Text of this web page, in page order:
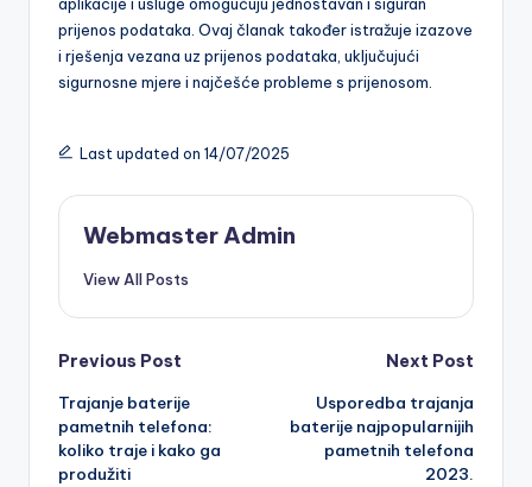
aplikacije i usluge omogućuju jednostavan i siguran
prijenos podataka. Ovaj članak također istražuje izazove
i rješenja vezana uz prijenos podataka, uključujući
sigurnosne mjere i najčešće probleme s prijenosom.
Last updated on 14/07/2025
Webmaster Admin
View All Posts
Post
navigation
Previous Post
Trajanje baterije
pametnih telefona:
koliko traje i kako ga
produžiti
Next Post
Usporedba trajanja
baterije najpopularnijih
pametnih telefona
2023.